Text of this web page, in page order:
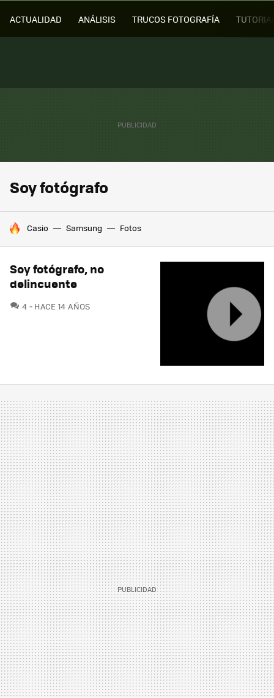
ACTUALIDAD ANÁLISIS TRUCOS FOTOGRAFÍA
Soy fotógrafo
HOY SE HABLA DE
Casio Samsung Fotos
Soy fotógrafo, no
delincuente
4 COMENTARIOS
HACE 14 AÑOS